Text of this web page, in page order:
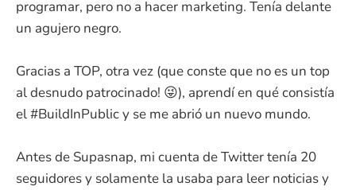
programar, pero no a hacer marketing. Tenía delante
un agujero negro.
Gracias a TOP, otra vez (que conste que no es un top
al desnudo patrocinado! 😜), aprendí en qué consistía
el #BuildInPublic y se me abrió un nuevo mundo.
Antes de Supasnap, mi cuenta de Twitter tenía 20
seguidores y solamente la usaba para leer noticias y